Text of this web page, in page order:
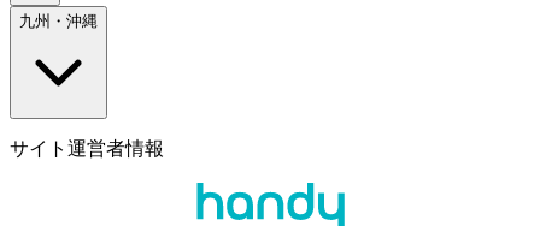
九州・沖縄
サイト運営者情報